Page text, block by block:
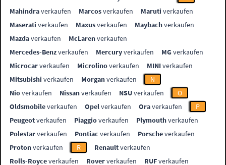
Mahindraverkaufen Marcosverkaufen Maruti verkaufen
Maserati verkaufen Maxusverkaufen Maybachverkaufen
Mazdaverkaufen McLarenverkaufen
Mercedes-Benzverkaufen Mercuryverkaufen MGverkaufen
Microcarverkaufen Microlinoverkaufen MINIverkaufen
Mitsubishi verkaufen Morganverkaufen
N
Nioverkaufen Nissanverkaufen NSUverkaufen
O
Oldsmobileverkaufen Opelverkaufen Oraverkaufen
P
Peugeotverkaufen Piaggioverkaufen Plymouthverkaufen
Polestarverkaufen Pontiac verkaufen Porscheverkaufen
Protonverkaufen R Renaultverkaufen
Rolls-Royceverkaufen Roververkaufen RUFverkaufen